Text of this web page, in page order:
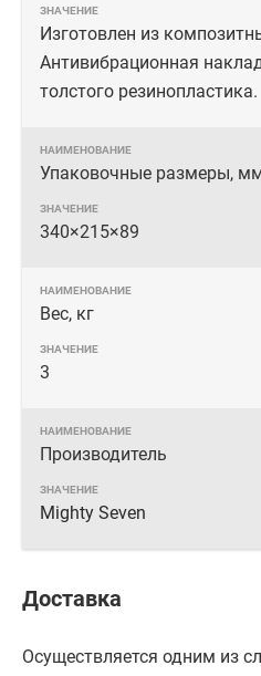
Изготовлен из
Антивибрационная
толстого резинопластика.
Упаковочные размеры,
340×215×89
Вес, кг
3
Производитель
Mighty Seven
Доставка
Осуществляется одним из